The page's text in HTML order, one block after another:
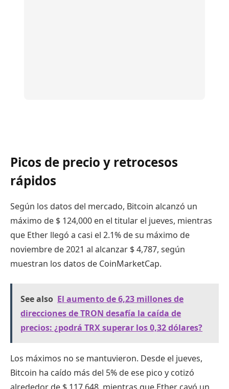
Picos de precio y retrocesos
rápidos
Según los datos del mercado, Bitcoin alcanzó un
máximo de $ 124,000 en el titular el jueves, mientras
que Ether llegó a casi el 2.1% de su máximo de
noviembre de 2021 al alcanzar $ 4,787, según
muestran los datos de CoinMarketCap.
See also El aumento de 6,23 millones de
direcciones de TRON desafía la caída de
precios: ¿podrá TRX superar los 0,32 dólares?
Los máximos no se mantuvieron. Desde el jueves,
Bitcoin ha caído más del 5% de ese pico y cotizó